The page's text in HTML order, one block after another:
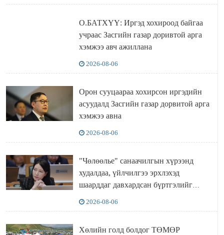
О.БАТХҮҮ: Иргэд хохироод байгаа
учраас Засгийн газар доривтой арга
хэмжээ авч ажиллана
2026-08-06
Орон сууцаараа хохирсон иргэдийн
асуудалд Засгийн газар дорвитой арга
хэмжээ авна
2026-08-06
"Чөлөөлье" санаачилгын хүрээнд
худалдаа, үйлчилгээ эрхлэхэд
шаарддаг давхардсан бүртгэлийг
2026-08-06
Хөлийн голд болдог ТӨМӨР